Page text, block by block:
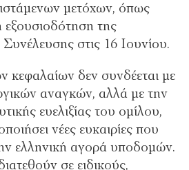
μετόχων, όπως
εξουσιοδότηση της
στις 16 Ιουνίου.
δεν συνδέεται με
αναγκών, αλλά με την
ευελιξίας του ομίλου,
νέες ευκαιρίες που
ελληνική αγορά υποδομών.
σε ειδικούς,